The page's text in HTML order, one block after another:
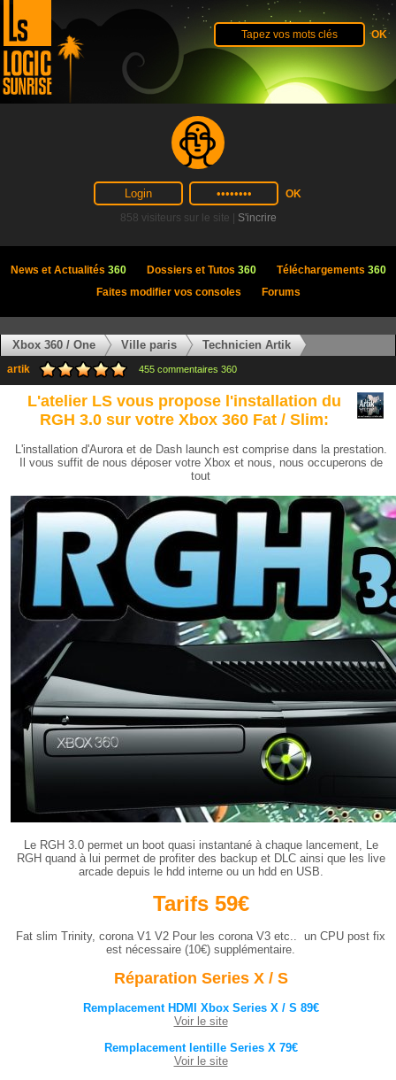
858 visiteurs sur le site | S'incrire
News et Actualités 360 Dossiers et Tutos 360 Téléchargements 360
Faites modifier vos consoles
Forums
Xbox 360 / One Ville paris Technicien Artik
artik 455 commentaires 360
L'atelier LS vous propose l'installation du
RGH 3.0 sur votre Xbox 360 Fat / Slim:
L'installation d'Aurora et de Dash launch est comprise dans la prestation.
Il vous suffit de nous déposer votre Xbox et nous, nous occuperons de
tout
Le RGH 3.0 permet un boot quasi instantané à chaque lancement, Le
RGH quand à lui permet de profiter des backup et DLC ainsi que les live
arcade depuis le hdd interne ou un hdd en USB.
Tarifs 59€
Fat slim Trinity, corona V1 V2 Pour les corona V3 etc.. un CPU post fix
est nécessaire (10€) supplémentaire.
Réparation Series X / S
Remplacement HDMI Xbox Series X / S 89€
Voir le site
Remplacement lentille Series X 79€
Voir le site